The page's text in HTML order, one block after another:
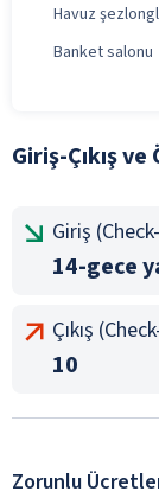
Havuz
Banket salonu
Giriş-Çıkış
Giriş
14-gece
Çıkış
10
Zorunlu